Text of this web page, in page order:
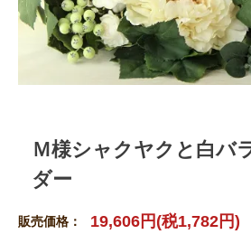
Ｍ様シャクヤクと白
ダー
販売価格： 19,606円(税1,782円)